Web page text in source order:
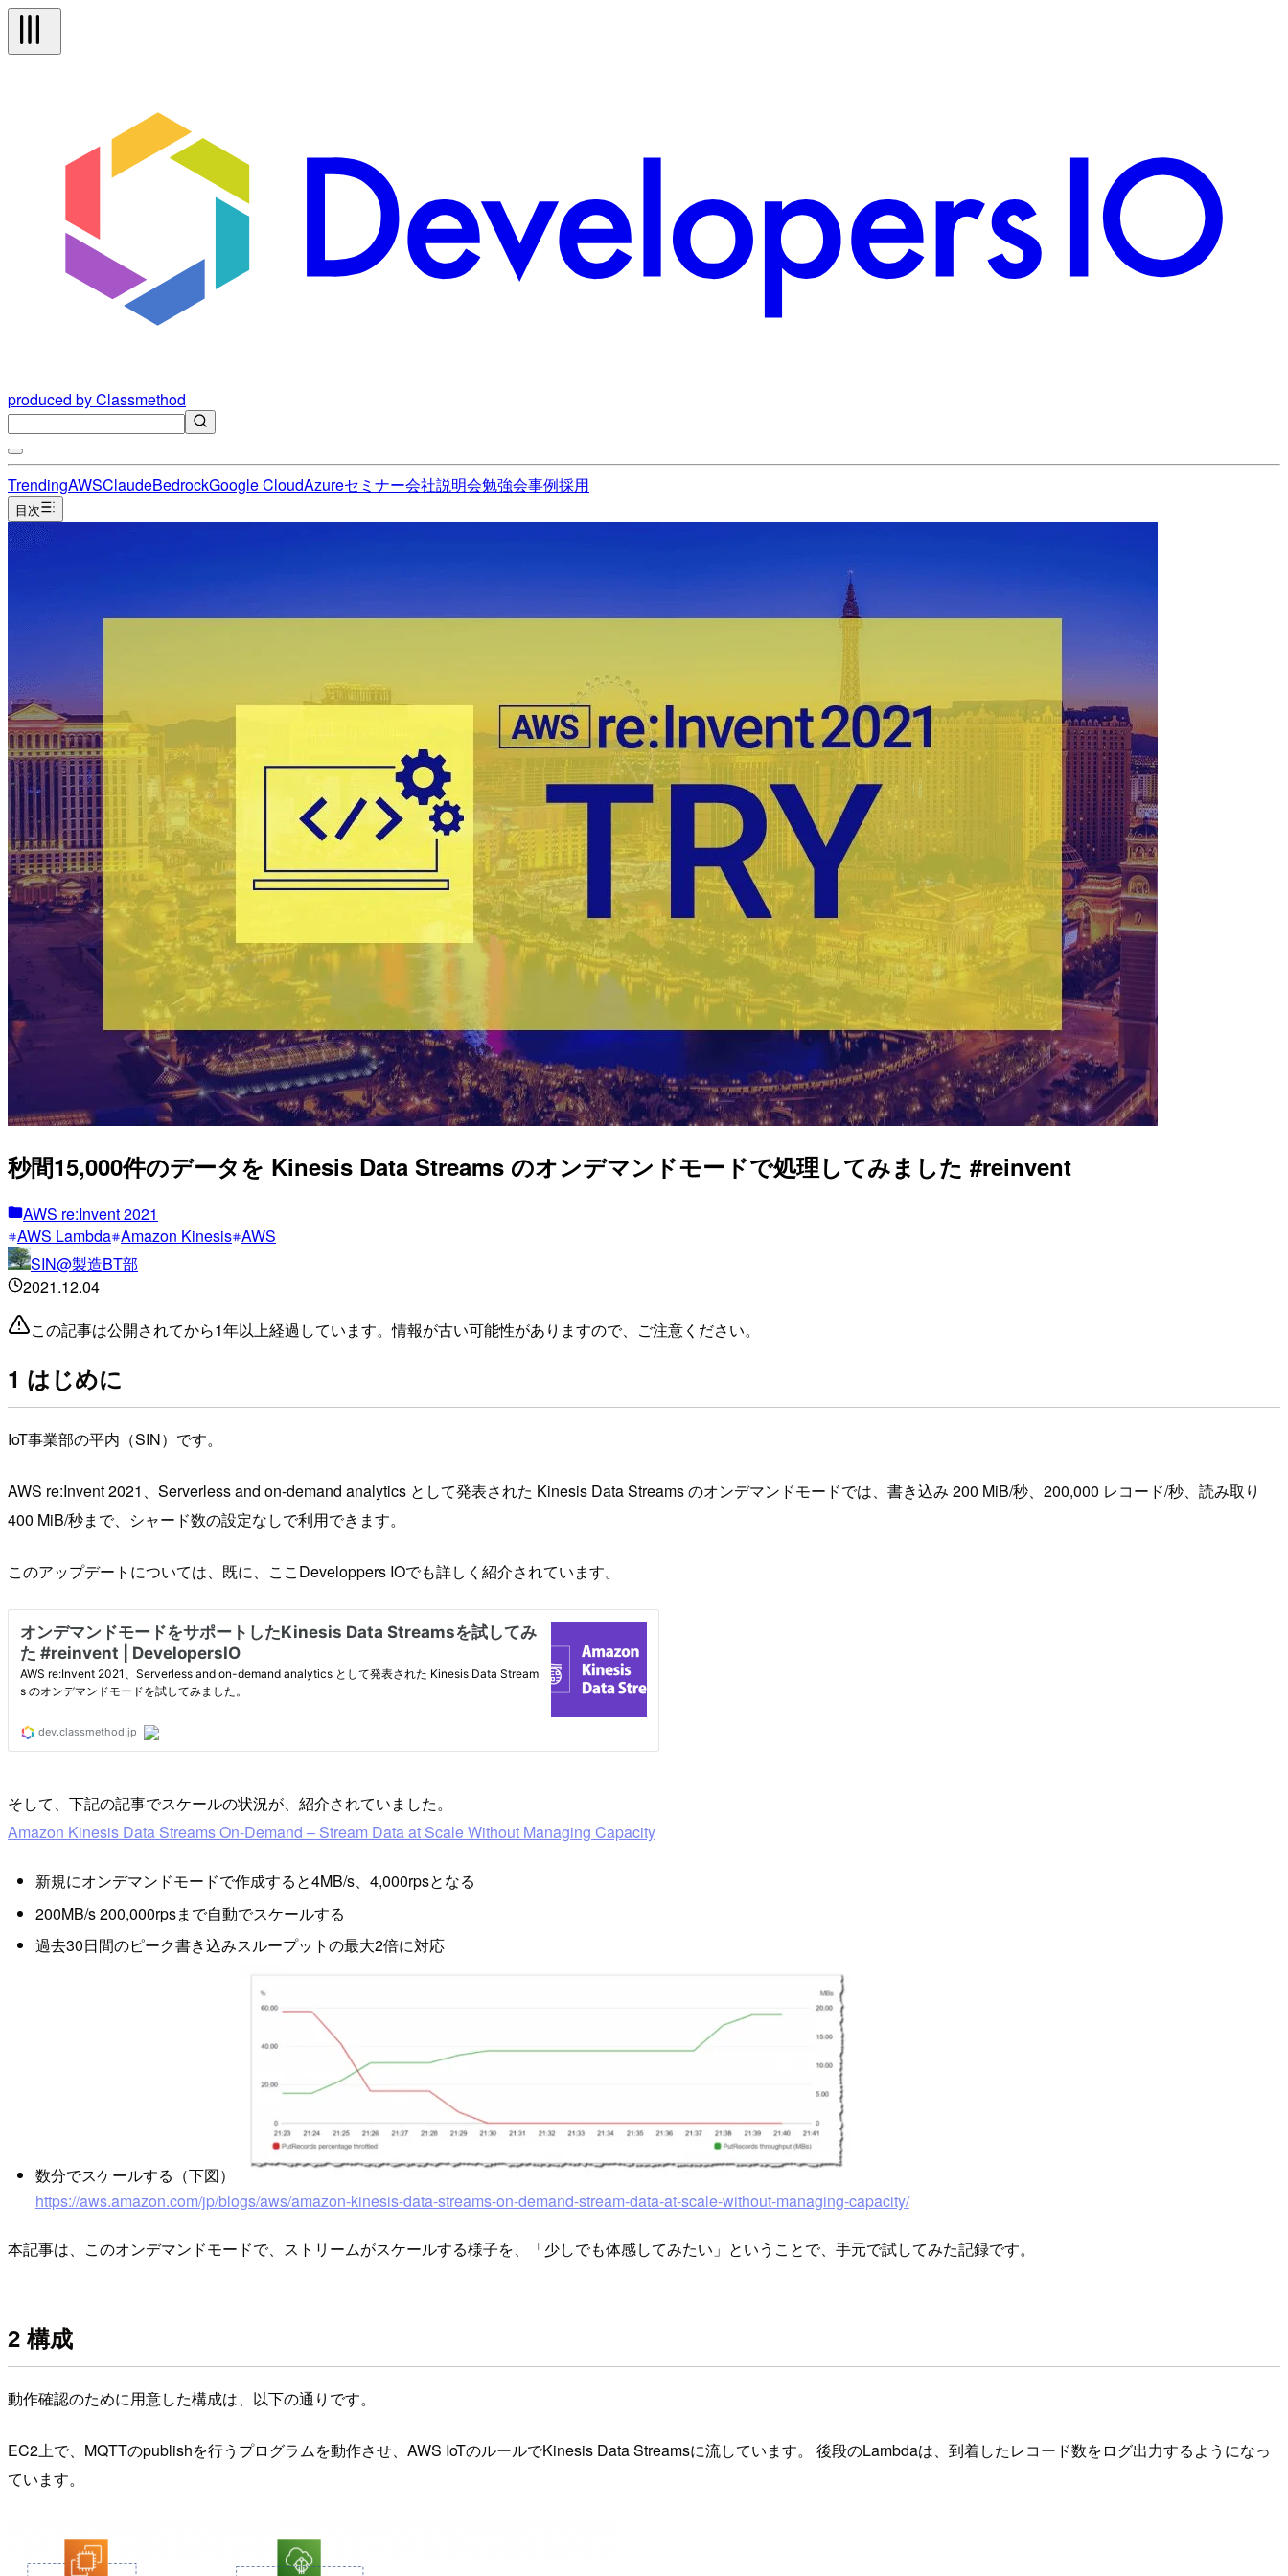
produced by Classmethod
TrendingAWSClaudeBedrockGoogle CloudAzureセミナー会社説明会勉強会事例採用
目次
秒間15,000件のデータを Kinesis Data Streams のオンデマンドモードで処理してみました #reinvent
AWS re:Invent 2021
AWS Lambda Amazon Kinesis AWS
SIN@製造BT部
2021.12.04
この記事は公開されてから1年以上経過しています。情報が古い可能性がありますので、ご注意ください。
1 はじめに
IoT事業部の平内（SIN）です。
AWS re:Invent 2021、Serverless and on-demand analytics として発表された Kinesis Data Streams のオンデマンドモードでは、書き込み 200 MiB/秒、200,000 レコード/秒、読み取り
400 MiB/秒まで、シャード数の設定なしで利用できます。
このアップデートについては、既に、ここDeveloppers IOでも詳しく紹介されています。
そして、下記の記事でスケールの状況が、紹介されていました。
Amazon Kinesis Data Streams On-Demand – Stream Data at Scale Without Managing Capacity
新規にオンデマンドモードで作成すると4MB/s、4,000rpsとなる
200MB/s 200,000rpsまで自動でスケールする
過去30日間のピーク書き込みスループットの最大2倍に対応
数分でスケールする（下図）
https://aws.amazon.com/jp/blogs/aws/amazon-kinesis-data-streams-on-demand-stream-data-at-scale-without-managing-capacity/
本記事は、このオンデマンドモードで、ストリームがスケールする様子を、「少しでも体感してみたい」ということで、手元で試してみた記録です。
2 構成
動作確認のために用意した構成は、以下の通りです。
EC2上で、MQTTのpublishを行うプログラムを動作させ、AWS IoTのルールでKinesis Data Streamsに流しています。 後段のLambdaは、到着したレコード数をログ出力するようになっ
ています。